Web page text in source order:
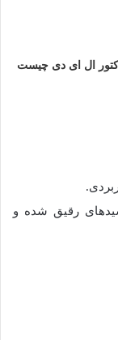
ال ای دی چیست
رقیق شده و